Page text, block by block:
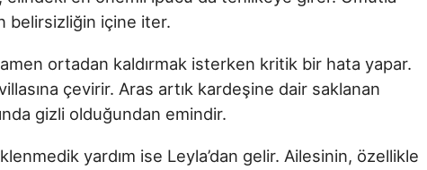
belirsizliğin içine iter.
ortadan kaldırmak isterken kritik bir hata yapar.
çevirir. Aras artık kardeşine dair saklanan
gizli olduğundan emindir.
yardım ise Leyla’dan gelir. Ailesinin, özellikle